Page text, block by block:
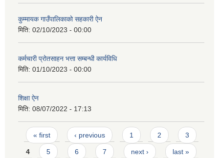
कुम्मायक गाउँपालिकाको सहकारी ऐन
मिति: 02/10/2023 - 00:00
कर्मचारी प्रोतसाहन भत्ता सम्बन्धी कार्यविधि
मिति: 01/10/2023 - 00:00
शिक्षा ऐन
मिति: 08/07/2022 - 17:13
Pages
« first ‹ previous 1 2 3
4 5 6 7 next › last »